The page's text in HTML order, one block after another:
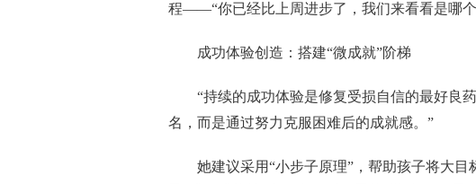
程——“你已经比上周进步了，我们来看看是哪个
成功体验创造：搭建“微成就”阶梯
“持续的成功体验是修复受损自信的最好良
名，而是通过努力克服困难后的成就感。”
她建议采用“小步子原理”，帮助孩子将大